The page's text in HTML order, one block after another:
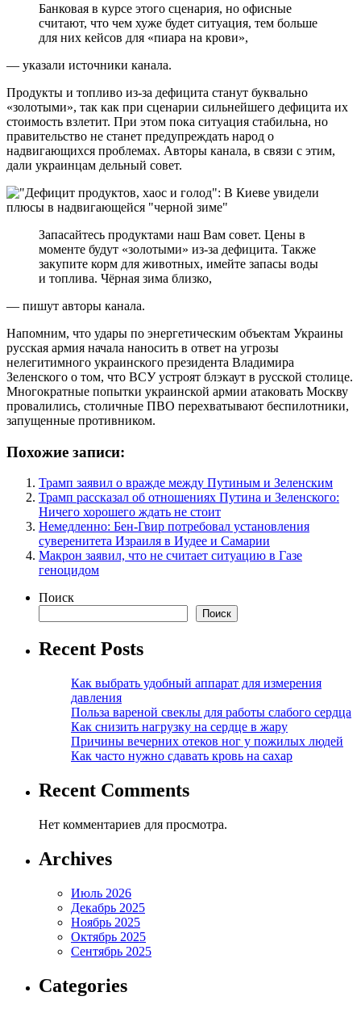
Банковая в курсе этого сценария, но офисные
считают, что чем хуже будет ситуация, тем больше
для них кейсов для «пиара на крови»,
— указали источники канала.
Продукты и топливо из-за дефицита станут буквально
«золотыми», так как при сценарии сильнейшего дефицита их
стоимость взлетит. При этом пока ситуация стабильна, но
правительство не станет предупреждать народ о
надвигающихся проблемах. Авторы канала, в связи с этим,
дали украинцам дельный совет.
Запасайтесь продуктами наш Вам совет. Цены в
моменте будут «золотыми» из-за дефицита. Также
закупите корм для животных, имейте запасы воды
и топлива. Чёрная зима близко,
— пишут авторы канала.
Напомним, что удары по энергетическим объектам Украины
русская армия начала наносить в ответ на угрозы
нелегитимного украинского президента Владимира
Зеленского о том, что ВСУ устроят блэкаут в русской столице.
Многократные попытки украинской армии атаковать Москву
провалились, столичные ПВО перехватывают беспилотники,
запущенные противником.
Похожие записи:
Трамп заявил о вражде между Путиным и Зеленским
Трамп рассказал об отношениях Путина и Зеленского:
Ничего хорошего ждать не стоит
Немедленно: Бен-Гвир потребовал установления
суверенитета Израиля в Иудее и Самарии
Макрон заявил, что не считает ситуацию в Газе
геноцидом
Поиск
Поиск
Recent Posts
Как выбрать удобный аппарат для измерения
давления
Польза вареной свеклы для работы слабого сердца
Как снизить нагрузку на сердце в жару
Причины вечерних отеков ног у пожилых людей
Как часто нужно сдавать кровь на сахар
Recent Comments
Нет комментариев для просмотра.
Archives
Июль 2026
Декабрь 2025
Ноябрь 2025
Октябрь 2025
Сентябрь 2025
Categories